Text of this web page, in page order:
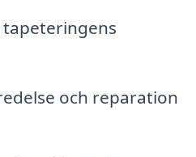
tapeteringens
och reparation